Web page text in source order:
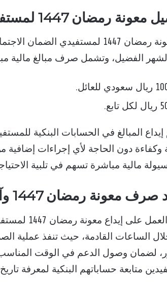
رمضان 1447 لمستفيدي الضمان الاجتماعي
تُعد معونة رمضان 1447 لمستفيدي
الفضيل، وتشمل صرف مبالغ مالية
للعائل.
تابع.
المبالغ في الحسابات البنكية
وكفاءة دون الحاجة لأي إجراءات
مالية مباشرة تسهم في تلبية
معونة رمضان 1447 وآلية الإيداع
يجري
الساعات القادمة، حيث تنفذ عملية
لضمان وصول الدعم في الوقت
متابعة حساباتهم البنكية لمعرفة